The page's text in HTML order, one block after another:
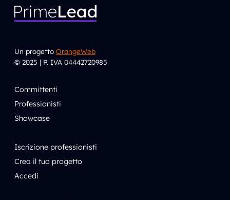
Un progetto OrangeWeb
© 2025 | P. IVA 04442720985
Committenti
Professionisti
Showcase
Iscrizione professionisti
Crea il tuo progetto
Accedi